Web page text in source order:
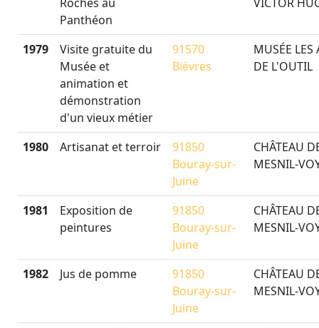
Panthéon
1979
Visite gratuite du
Musée et
animation et
démonstration
d'un vieux métier
91570
Bièvres
MUSÉE LES
DE L'OUTIL
1980 Artisanat et terroir
91850
Bouray-sur-
Juine
CHÂTEAU
MESNIL-
1981
Exposition de
peintures
91850
Bouray-sur-
Juine
CHÂTEAU
MESNIL-
1982 Jus de pomme
91850
Bouray-sur-
Juine
CHÂTEAU
MESNIL-